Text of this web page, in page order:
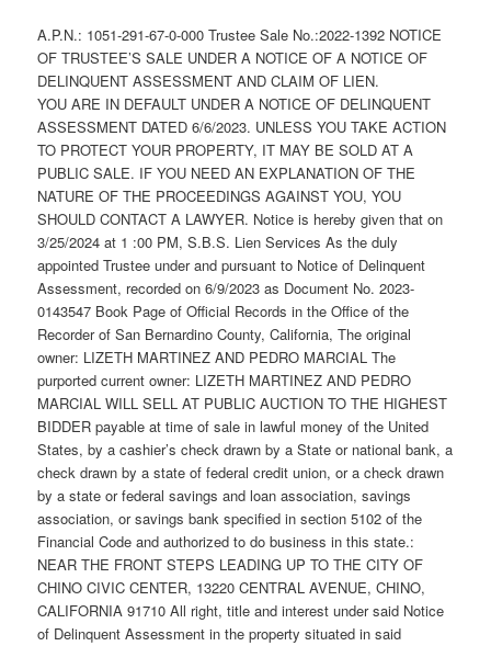
A.P.N.: 1051-291-67-0-000 Trustee Sale No.:2022-1392 NOTICE
OF TRUSTEE’S SALE UNDER A NOTICE OF A NOTICE OF
DELINQUENT ASSESSMENT AND CLAIM OF LIEN.
YOU ARE IN DEFAULT UNDER A NOTICE OF DELINQUENT
ASSESSMENT DATED 6/6/2023. UNLESS YOU TAKE ACTION
TO PROTECT YOUR PROPERTY, IT MAY BE SOLD AT A
PUBLIC SALE. IF YOU NEED AN EXPLANATION OF THE
NATURE OF THE PROCEEDINGS AGAINST YOU, YOU
SHOULD CONTACT A LAWYER. Notice is hereby given that on
3/25/2024 at 1 :00 PM, S.B.S. Lien Services As the duly
appointed Trustee under and pursuant to Notice of Delinquent
Assessment, recorded on 6/9/2023 as Document No. 2023-
0143547 Book Page of Official Records in the Office of the
Recorder of San Bernardino County, California, The original
owner: LIZETH MARTINEZ AND PEDRO MARCIAL The
purported current owner: LIZETH MARTINEZ AND PEDRO
MARCIAL WILL SELL AT PUBLIC AUCTION TO THE HIGHEST
BIDDER payable at time of sale in lawful money of the United
States, by a cashier’s check drawn by a State or national bank, a
check drawn by a state of federal credit union, or a check drawn
by a state or federal savings and loan association, savings
association, or savings bank specified in section 5102 of the
Financial Code and authorized to do business in this state.:
NEAR THE FRONT STEPS LEADING UP TO THE CITY OF
CHINO CIVIC CENTER, 13220 CENTRAL AVENUE, CHINO,
CALIFORNIA 91710 All right, title and interest under said Notice
of Delinquent Assessment in the property situated in said